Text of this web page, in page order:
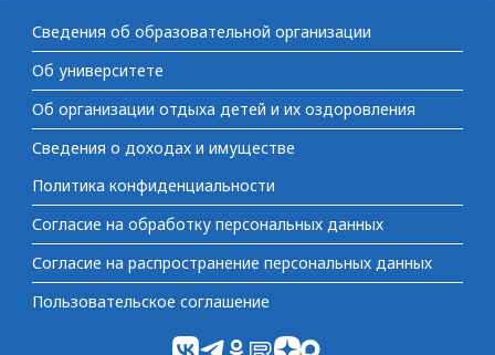
Сведения об образовательной организации
Об университете
Об организации отдыха детей и их оздоровления
Сведения о доходах и имуществе
Политика конфиденциальности
Согласие на обработку персональных данных
Согласие на распространение персональных данных
Пользовательское соглашение